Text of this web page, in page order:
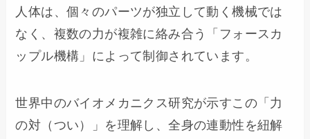
人体は、個々のパーツが独立して動く機械では
なく、複数の力が複雑に絡み合う「フォースカ
ップル機構」によって制御されています。
世界中のバイオメカニクス研究が示すこの「力
の対（つい）」を理解し、全身の連動性を紐解